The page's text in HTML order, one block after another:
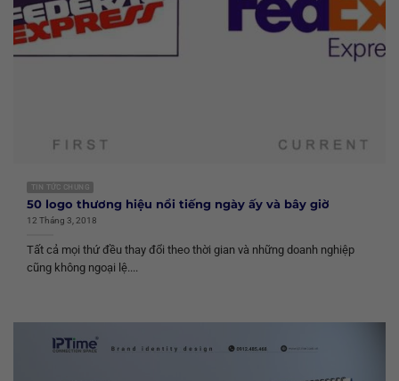
TIN TỨC CHUNG
50 logo thương hiệu nổi tiếng ngày ấy và bây giờ
12 Tháng 3, 2018
Tất cả mọi thứ đều thay đổi theo thời gian và những doanh nghiệp
cũng không ngoại lệ....